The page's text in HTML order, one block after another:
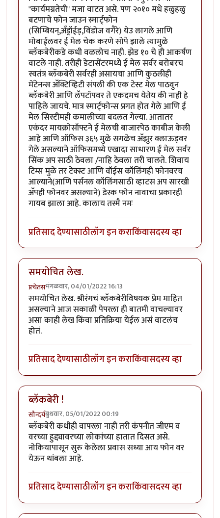
"कार्यमग्नतेची" मजा वाटत असे. पण २०१० मधे हळुहळु
बटणाचे फोन जाउन स्मार्ट्फोन
(सिम्बियन्,अँड्रॉईड्,विंडोज वगैरे) येउ लागले आणि
मोबाईलवर ई मेल चेक करणे सोपे झाले त्यामुळे
ब्लॅकबेरीकडे कधी वळलोच नाही. झेड १० चे ही आकर्षण
वाटले नाही. तरीही डेटासेंटरमध्ये ई मेल सर्वर बरोबरच
स्वतंत्र ब्लॅकबेरी सर्वरही असायचा आणि कुठलीही
मेंटेनन्स अ‍ॅक्टिव्हिटी संपली की एक टेस्ट मेल पाठवुन
ब्लॅकबेरी आणि लॅपटॉपवर ते एकदमच येतेय की नाही हे
पाहिले जायचे. मात्र स्मार्ट्फोन्स प्रगत होत गेले आणि ई
मेल सिस्टीमही कमालीच्या बदलत गेल्या. आतातर
एकंदर मायक्रोसॉफ्टने ई मेलची बाजारपेठ काबीज केली
आहे आणि ऑफिस ३६५ मुळे सगळेच अ‍ॅझुर क्लाऊड्वर
गेले असल्याने ऑफिसमध्ये एखादा साधारण ई मेल सर्वर
सिंक अप साठी ठेवला /नाहि ठेवला तरी चालते. शिवाय
टिम्स मुळे तर टेक्स्ट आणि वॉईस कॉलिंगही फोनवरच
आल्याने(आणि पर्सनल कॉलिंगसाठी व्हाटस अप सारखी
अ‍ॅपही फोनवर असल्याने) डेस्क फोन नावाचा प्रकारही
गायब झाला आहे. कालाय तस्मै नमः
प्रतिसाद देण्यासाठीलॉग इन कराकिंवासदस्य व्हा
समयोचित लेख.
प्रचेतसमंगळवार, 04/01/2022 16:13
समयोचित लेख. श्रीरंगचं ब्लॅकबेरीविषयक प्रेम माहित
असल्याने आज सकाळी पेपरला ही बातमी वाचल्यावर
असा काही लेख किंवा प्रतिक्रिया येईल असं वाटलंच
होतं.
प्रतिसाद देण्यासाठीलॉग इन कराकिंवासदस्य व्हा
ब्लॅकबेरी !
सौन्दर्यबुधवार, 05/01/2022 00:19
ब्लॅकबेरी कधीही वापरला नाही तरी कंपनीत जीएम व
वरच्या हुद्द्यावरच्या लोकांच्या हातात दिसत असे.
नोकियापासून सुरु केलेला प्रवास सध्या आय फोन वर
येऊन थांबला आहे.
प्रतिसाद देण्यासाठीलॉग इन कराकिंवासदस्य व्हा